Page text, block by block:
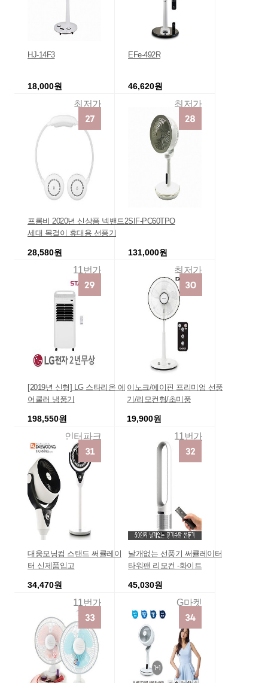
HJ-14F3
18,000원
최저가
EFe-492R
46,620원
최저가
프롬비 2020년 신상품 넥밴드2
세대 목걸이 휴대용 선풍기
28,580원
11번가
SIF-PC60TPO
131,000원
최저가
[2019년 신형] LG 스타리온 에
어쿨러 냉풍기
198,550원
인터파크
이노크/에이핀 프리미엄 선풍
기/리모컨형/초미풍
19,900원
11번가
대웅모닝컴 스탠드 써큘레이
터 신제품입고
34,470원
11번가
날개없는 선풍기 써큘레이터
타워팬 리모컨 -화이트
45,030원
G마켓